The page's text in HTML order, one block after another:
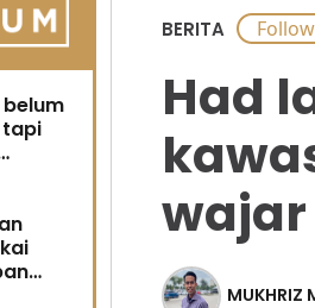
belum
tapi
BERITA
Had
MUKHRIZ